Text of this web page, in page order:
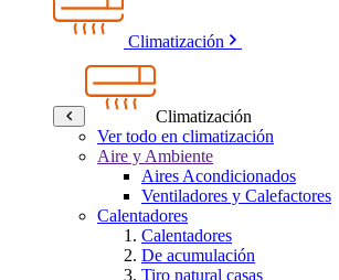
Climatización
Climatización
Ver todo en climatización
Aire y Ambiente
Aires Acondicionados
Ventiladores y Calefactores
Calentadores
Calentadores
De acumulación
Tiro natural casas